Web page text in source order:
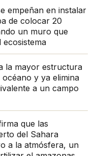
empeñan en instalar
de colocar 20
un muro que
la mayor estructura
y ya elimina
a un campo
que las
del Sahara
a la atmósfera, un